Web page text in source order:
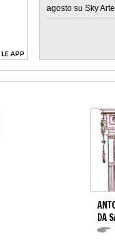
APP
agosto su Sky Arte
DA